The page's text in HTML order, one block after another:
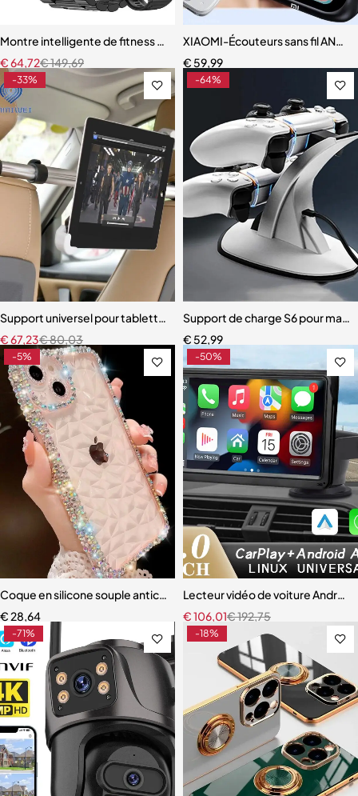
Montre intelligente de fitness étanche IP68 pour homme
€149,69
€64,72
XIAOMI-Écouteurs sans fil ANC
€ 59,99
-33%
Support universel pour tablette PC 7-15 pouces, siège arrière de
€80,03
€67,23
-64%
Support de charge S6 pour
€ 52,99
-5%
Coque en silicone souple antichoc avec paillettes de diamant pour
€28,64
-50%
Lecteur vidéo de voiture Android
€192,75
€106,01
-71% -18%